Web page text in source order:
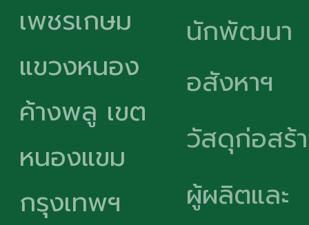
เพชรเกษม
แขวงหนอง
ค้างพลู เขต
หนองแขม
กรุงเทพฯ
นักพัฒนา
อสังหาฯ
วัสดุก่อสร้
ผู้ผลิตและ